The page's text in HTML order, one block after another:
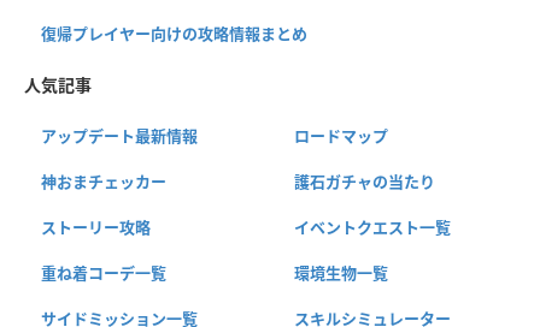
復帰プレイヤー向けの攻略情報まとめ
人気記事
アップデート最新情報 ロードマップ
神おまチェッカー 護石ガチャの当たり
ストーリー攻略 イベントクエスト一覧
重ね着コーデ一覧 環境生物一覧
サイドミッション一覧 スキルシミュレーター